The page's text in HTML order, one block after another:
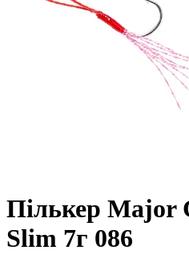
Пількер Major
Slim 7г 086